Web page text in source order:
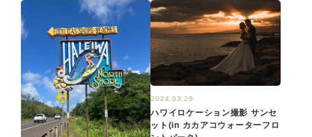
2024.03.29
ハワイロケーション撮影 サンセ
ット(in カカアコウォーターフロ